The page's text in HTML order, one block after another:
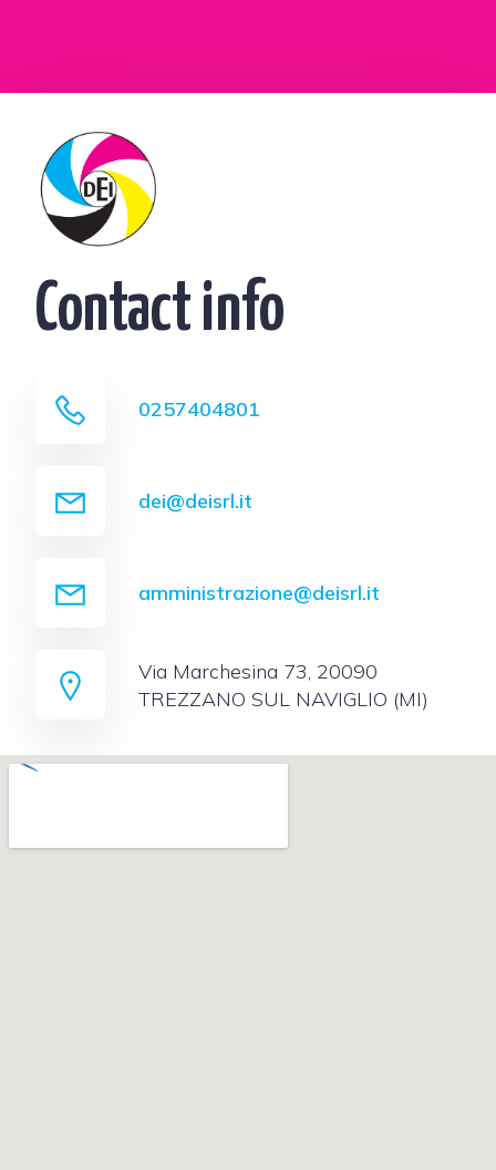
Contact info
0257404801
dei@deisrl.it
amministrazione@deisrl.it
Via Marchesina 73, 20090
TREZZANO SUL NAVIGLIO (MI)